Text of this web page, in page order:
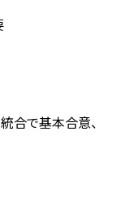
合で基本合意、